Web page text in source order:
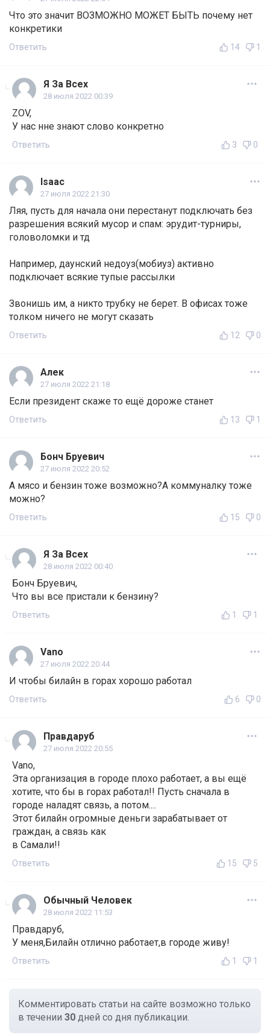
Что это значит ВОЗМОЖНО МОЖЕТ БЫТЬ почему нет
конкретики
Ответить 14 1
Я За Всех
28 июля 2022 00:39
ZOV,
У нас нне знают слово конкретно
Ответить 3 0
Isaac
27 июля 2022 21:30
Ляя, пусть для начала они перестанут подключать без
разрешения всякий мусор и спам: эрудит-турниры,
головоломки и тд
Например, даунский недоуз(мобиуз) активно
подключает всякие тупые рассылки
Звонишь им, а никто трубку не берет. В офисах тоже
толком ничего не могут сказать
Ответить 12 0
Алек
27 июля 2022 21:18
Если президент скаже то ещё дороже станет
Ответить 13 1
Бонч Бруевич
27 июля 2022 20:52
А мясо и бензин тоже возможно?А коммуналку тоже
можно?
Ответить 15 0
Я За Всех
28 июля 2022 00:40
Бонч Бруевич,
Что вы все пристали к бензину?
Ответить 1 1
Vano
27 июля 2022 20:44
И чтобы билайн в горах хорошо работал
Ответить 6 0
Правдаруб
27 июля 2022 20:55
Vano,
Эта организация в городе плохо работает, а вы ещё
хотите, что бы в горах работал!! Пусть сначала в
городе наладят связь, а потом....
Этот билайн огромные деньги зарабатывает от
граждан, а связь как
в Самали!!
Ответить 15 5
Обычный Человек
28 июля 2022 11:53
Правдаруб,
У меня,Билайн отлично работает,в городе живу!
Ответить 1 1
Комментировать статьи на сайте возможно только
в течении 30 дней со дня публикации.